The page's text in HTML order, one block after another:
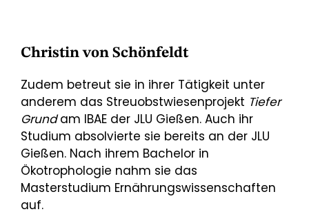
Christin von Schönfeldt
Zudem betreut sie in ihrer Tätigkeit unter
anderem das Streuobstwiesenprojekt Tiefer
Grundam IBAE der JLU Gießen. Auch ihr
Studium absolvierte sie bereits an der JLU
Gießen. Nach ihrem Bachelor in
Ökotrophologie nahm sie das
Masterstudium Ernährungswissenschaften
auf.